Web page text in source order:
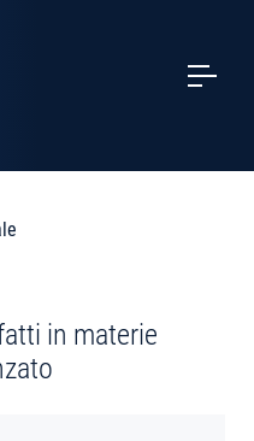
in materie